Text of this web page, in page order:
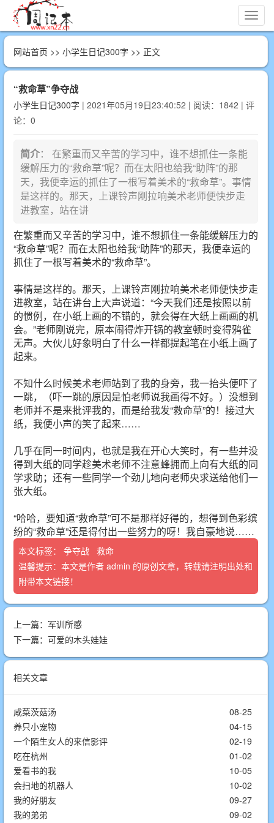
切
换
网站首页 >> 小学生日记300字 >> 正文
“救命草”争夺战
小学生日记300字 | 2021年05月19日23:40:52 | 阅读：1842 | 评
论：0
简介： 在繁重而又辛苦的学习中，谁不想抓住一条能
缓解压力的“救命草”呢？而在太阳也给我“助阵”的那
天，我便幸运的抓住了一根写着美术的“救命草”。事情
是这样的。那天，上课铃声刚拉响美术老师便快步走
进教室，站在讲
在繁重而又辛苦的学习中，谁不想抓住一条能缓解压力的
“救命草”呢？而在太阳也给我“助阵”的那天，我便幸运的
抓住了一根写着美术的“救命草”。
事情是这样的。那天，上课铃声刚拉响美术老师便快步走
进教室，站在讲台上大声说道：“今天我们还是按照以前
的惯例，在小纸上画的不错的，就会得在大纸上画画的机
会。”老师刚说完，原本闹得炸开锅的教室顿时变得鸦雀
无声。大伙儿好象明白了什么一样都提起笔在小纸上画了
起来。
不知什么时候美术老师站到了我的身旁，我一抬头便吓了
一跳，（吓一跳的原因是怕老师说我画得不好。）没想到
老师并不是来批评我的，而是给我发“救命草”的！接过大
纸，我便小声的笑了起来……
几乎在同一时间内，也就是我在开心大笑时，有一些并没
得到大纸的同学趁美术老师不注意蜂拥而上向有大纸的同
学求助；还有一些同学一个劲儿地向老师央求送给他们一
张大纸。
“哈哈，要知道“救命草”可不是那样好得的，想得到色彩缤
纷的“救命草”还是得付出一些努力的呀！我自豪地说……
本文标签： 争夺战 救命
温馨提示：本文是作者 admin 的原创文章，转载请注明出处和
附带本文链接！
上一篇： 军训所感
下一篇： 可爱的木头娃娃
相关文章
08-25
咸菜茨菇汤
04-15
养只小宠物
02-19
一个陌生女人的来信影评
01-02
吃在杭州
10-05
爱看书的我
10-02
会扫地的机器人
09-27
我的好朋友
09-02
我的弟弟